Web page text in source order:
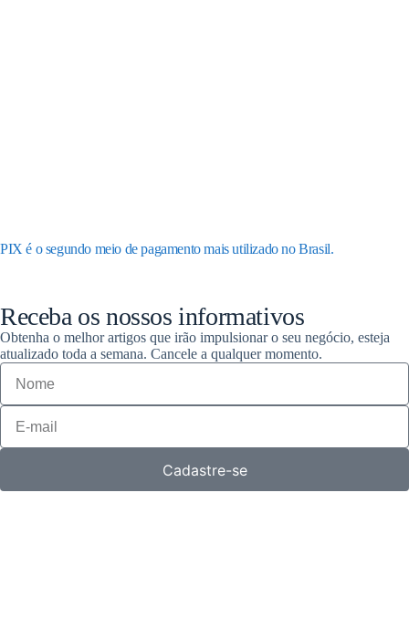
PIX é o segundo meio de pagamento mais utilizado no Brasil.
Receba os nossos informativos
Obtenha o melhor artigos que irão impulsionar o seu negócio, esteja
atualizado toda a semana. Cancele a qualquer momento.
Cadastre-se